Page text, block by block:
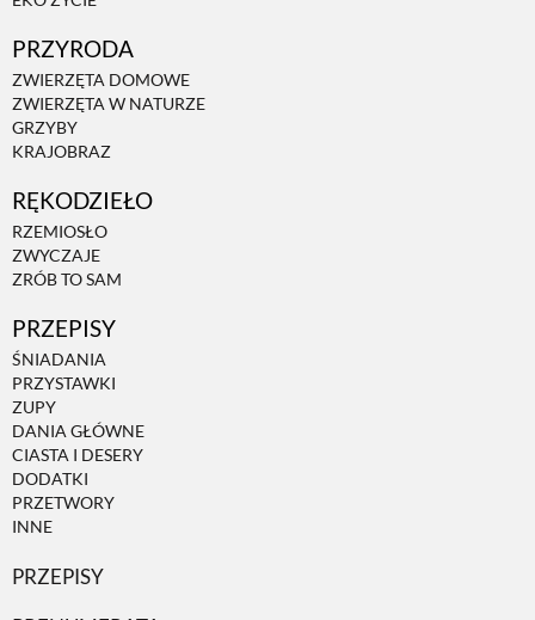
PRZYRODA
ZWIERZĘTA DOMOWE
ZWIERZĘTA W NATURZE
GRZYBY
KRAJOBRAZ
RĘKODZIEŁO
RZEMIOSŁO
ZWYCZAJE
ZRÓB TO SAM
PRZEPISY
ŚNIADANIA
PRZYSTAWKI
ZUPY
DANIA GŁÓWNE
CIASTA I DESERY
DODATKI
PRZETWORY
INNE
PRZEPISY